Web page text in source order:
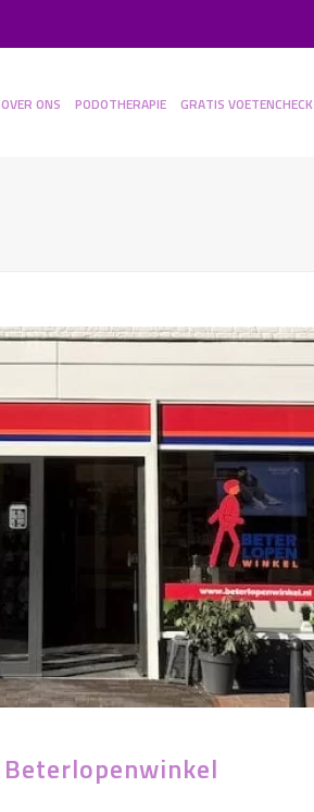
OVER ONS PODOTHERAPIE GRATIS VOETENCHECK